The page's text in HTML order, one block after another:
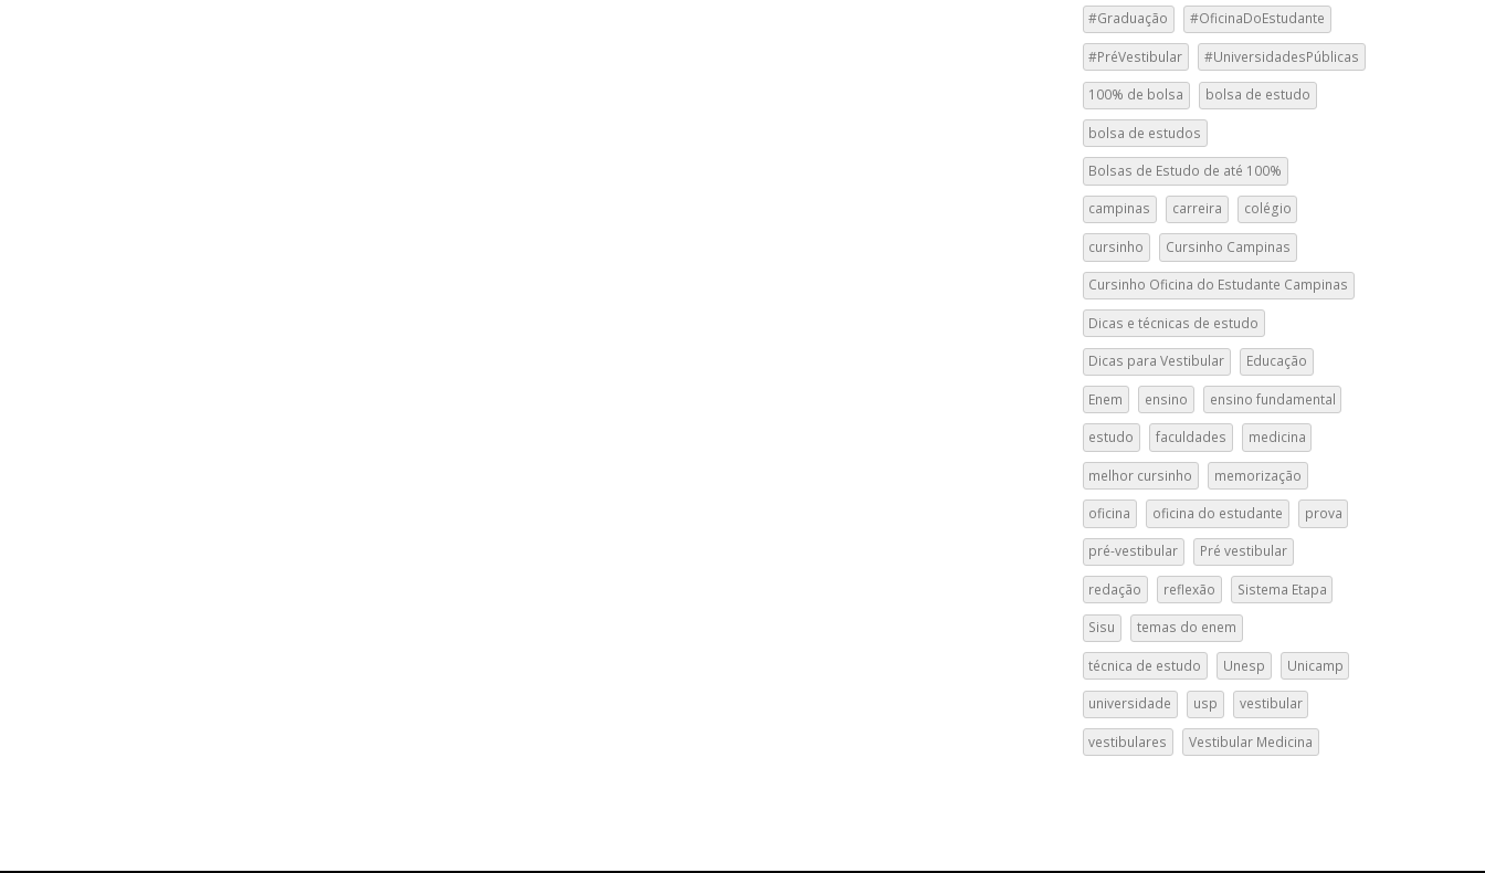
#Graduação #OficinaDoEstudante
#PréVestibular #UniversidadesPúblicas
100% de bolsa bolsa de estudo
bolsa de estudos
Bolsas de Estudo de até 100%
campinas carreira colégio
cursinho Cursinho Campinas
Cursinho Oficina do Estudante Campinas
Dicas e técnicas de estudo
Dicas para Vestibular Educação
Enem ensino ensino fundamental
estudo faculdades medicina
melhor cursinho memorização
oficina oficina do estudante prova
pré-vestibular Pré vestibular
redação reflexão Sistema Etapa
Sisu temas do enem
técnica de estudo Unesp Unicamp
universidade usp vestibular
vestibulares Vestibular Medicina